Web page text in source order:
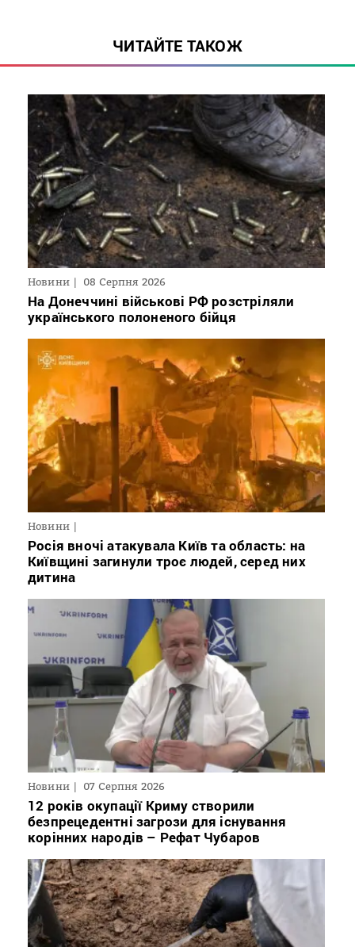
ЧИТАЙТЕ ТАКОЖ
Новини 08 Серпня 2026
На Донеччині військові РФ розстріляли
українського полоненого бійця
Новини
Росія вночі атакувала Київ та область: на
Київщині загинули троє людей, серед них
дитина
Новини 07 Серпня 2026
12 років окупації Криму створили
безпрецедентні загрози для існування
корінних народів – Рефат Чубаров